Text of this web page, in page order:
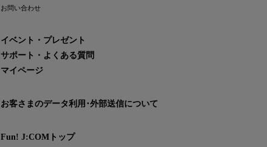
お問い合わせ
イベント・プレゼント
サポート・よくある質問
マイページ
お客さまのデータ利用･外部送信について
Fun! J:COMトップ